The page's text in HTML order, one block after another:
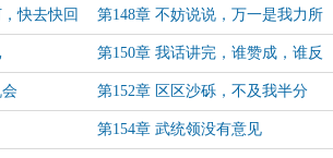
快去快回 第148章 不妨说说，万一是我力所
能及的呢？
第150章 我话讲完，谁赞成，谁反
对？
第152章 区区沙砾，不及我半分
第154章 武统领没有意见